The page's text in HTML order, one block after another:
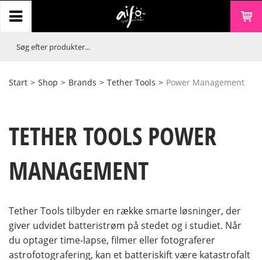
Start > Shop > Brands > Tether Tools > Power Management
TETHER TOOLS POWER
MANAGEMENT
Tether Tools tilbyder en række smarte løsninger, der
giver udvidet batteristrøm på stedet og i studiet. Når
du optager time-lapse, filmer eller fotograferer
astrofotografering, kan et batteriskift være katastrofalt